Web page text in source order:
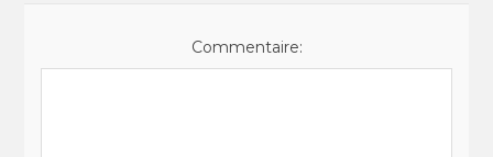
Commentaire: